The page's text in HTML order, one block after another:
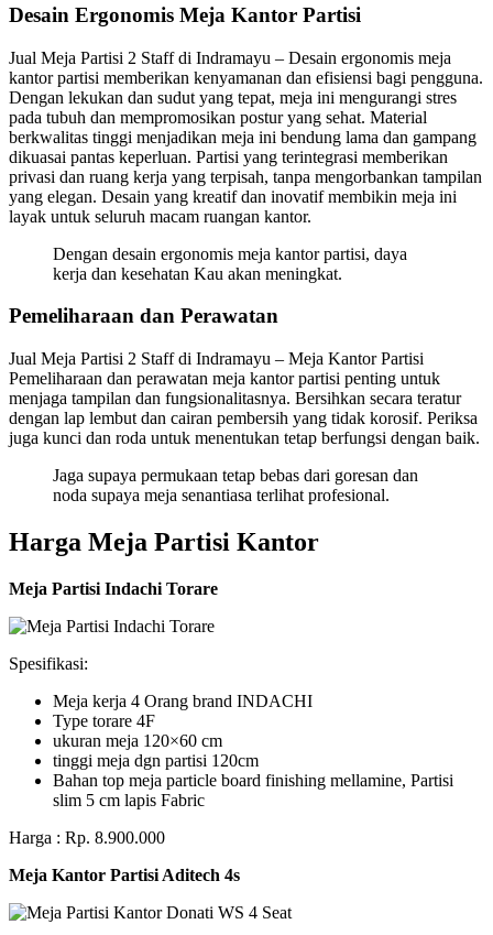
Desain Ergonomis Meja Kantor Partisi
Jual Meja Partisi 2 Staff di Indramayu – Desain ergonomis meja
kantor partisi memberikan kenyamanan dan efisiensi bagi pengguna.
Dengan lekukan dan sudut yang tepat, meja ini mengurangi stres
pada tubuh dan mempromosikan postur yang sehat. Material
berkwalitas tinggi menjadikan meja ini bendung lama dan gampang
dikuasai pantas keperluan. Partisi yang terintegrasi memberikan
privasi dan ruang kerja yang terpisah, tanpa mengorbankan tampilan
yang elegan. Desain yang kreatif dan inovatif membikin meja ini
layak untuk seluruh macam ruangan kantor.
Dengan desain ergonomis meja kantor partisi, daya
kerja dan kesehatan Kau akan meningkat.
Pemeliharaan dan Perawatan
Jual Meja Partisi 2 Staff di Indramayu – Meja Kantor Partisi
Pemeliharaan dan perawatan meja kantor partisi penting untuk
menjaga tampilan dan fungsionalitasnya. Bersihkan secara teratur
dengan lap lembut dan cairan pembersih yang tidak korosif. Periksa
juga kunci dan roda untuk menentukan tetap berfungsi dengan baik.
Jaga supaya permukaan tetap bebas dari goresan dan
noda supaya meja senantiasa terlihat profesional.
Harga Meja Partisi Kantor
Meja Partisi Indachi Torare
Spesifikasi:
Meja kerja 4 Orang brand INDACHI
Type torare 4F
ukuran meja 120×60 cm
tinggi meja dgn partisi 120cm
Bahan top meja particle board finishing mellamine, Partisi
slim 5 cm lapis Fabric
Harga : Rp. 8.900.000
Meja Kantor Partisi Aditech 4s